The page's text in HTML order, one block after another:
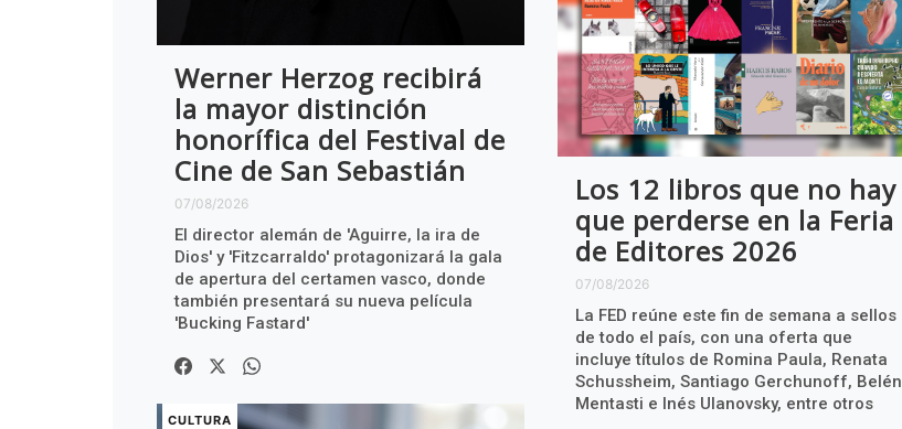
Werner Herzog recibirá
la mayor distinción
honorífica del Festival de
Cine de San Sebastián
07/08/2026
El director alemán de 'Aguirre, la ira de
Dios' y 'Fitzcarraldo' protagonizará la gala
de apertura del certamen vasco, donde
también presentará su nueva película
'Bucking Fastard'
Los 12 libros que no hay
que perderse en la Feria
de Editores 2026
07/08/2026
La FED reúne este fin de semana a sellos
de todo el país, con una oferta que
incluye títulos de Romina Paula, Renata
Schussheim, Santiago Gerchunoff, Belén
Mentasti e Inés Ulanovsky, entre otros
CULTURA